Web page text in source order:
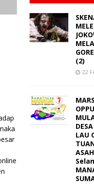
(2)
22
LAU